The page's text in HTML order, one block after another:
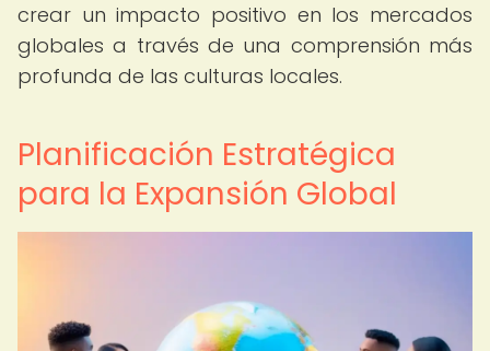
crear un impacto positivo en los mercados
globales a través de una comprensión más
profunda de las culturas locales.
Planificación Estratégica
para la Expansión Global